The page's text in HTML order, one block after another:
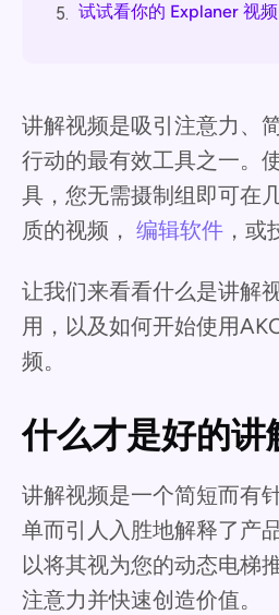
5. 试试看你的 Explaner 视
讲解视频是吸引注意力、
行动的最有效工具之一。
具，您无需摄制组即可在
质的视频， 编辑软件 ，或
让我们来看看什么是讲解
用，以及如何开始使用
频。
什么才是好的讲
讲解视频是一个简短而有
单而引人入胜地解释了产
以将其视为您的动态电梯
注意力并快速创造价值。